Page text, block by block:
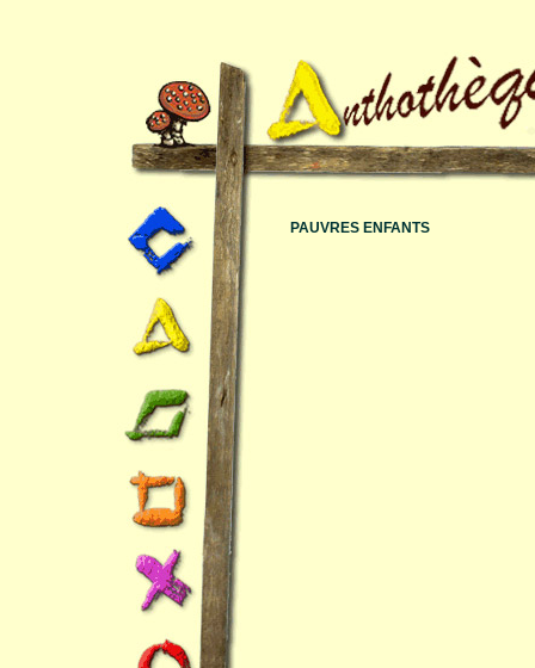
PAUVRES ENFANTS